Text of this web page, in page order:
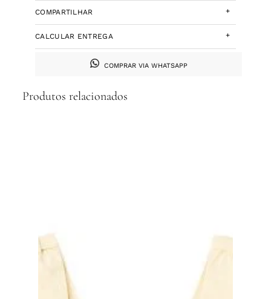
COMPARTILHAR +
CALCULAR ENTREGA +
COMPRAR VIA WHATSAPP
Produtos relacionados